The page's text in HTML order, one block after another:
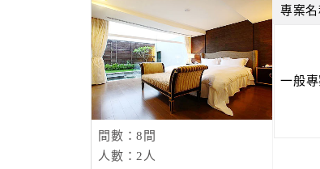
間數：8間
人數：2人
專案
一般